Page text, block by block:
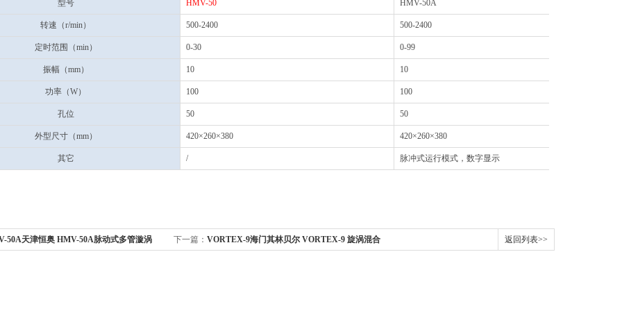
型号
HMV-50 HMV-50A
转速（r/min） 500-2400 500-2400
定时范围（min） 0-30 0-99
振幅（mm） 10 10
功率（W） 100 100
孔位 50 50
外型尺寸（mm） 420×260×380 420×260×380
其它 / 脉冲式运行模式，数字显示
50A天津恒奥 HMV-50A脉动式多管漩涡 下一篇： VORTEX-9海门其林贝尔 VORTEX-9 旋涡混合 返回列表>>